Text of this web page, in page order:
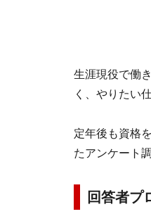
生涯現役で働
く、やりたい
定年後も資格
たアンケート
回答者プ